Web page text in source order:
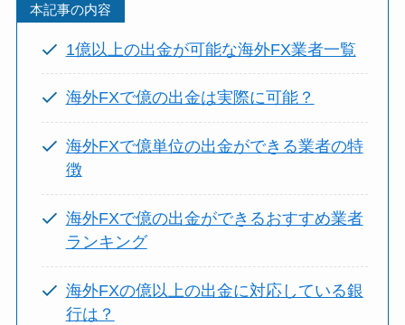
本記事の内容
1億以上の出金が可能な海外FX業者一覧
海外FXで億の出金は実際に可能？
海外FXで億単位の出金ができる業者の特
徴
海外FXで億の出金ができるおすすめ業者
ランキング
海外FXの億以上の出金に対応している銀
行は？